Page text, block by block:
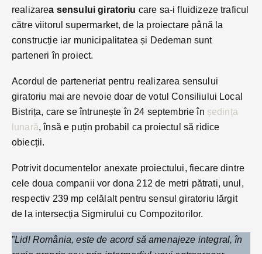
realizarea sensului giratoriu care sa-i fluidizeze traficul
către viitorul supermarket, de la proiectare până la
construcție iar municipalitatea și Dedeman sunt
parteneri în proiect.
Acordul de parteneriat pentru realizarea sensului
giratoriu mai are nevoie doar de votul Consiliului Local
Bistrița, care se întrunește în 24 septembrie în ședința
lunară, însă e puțin probabil ca proiectul să ridice
obiecții.
Potrivit documentelor anexate proiectului, fiecare dintre
cele doua companii vor dona 212 de metri pătrati, unul,
respectiv 239 mp celălalt pentru sensul giratoriu lărgit
de la intersecția Sigmirului cu Compozitorilor.
”Lidl România, este de acord să amenajeze integral, în